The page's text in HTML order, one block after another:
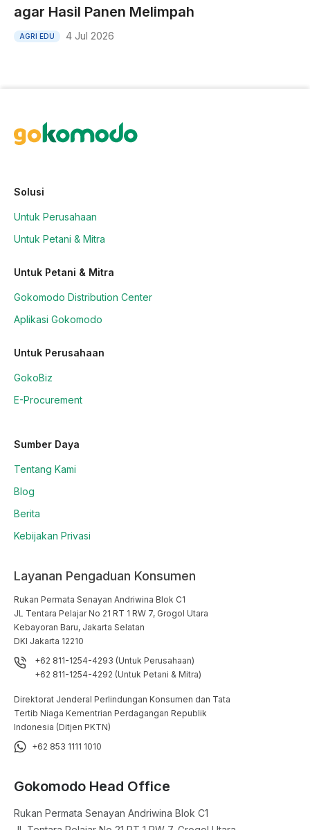
agar Hasil Panen Melimpah
AGRI EDU 4 Jul 2026
Solusi
Untuk Perusahaan
Untuk Petani & Mitra
Untuk Petani & Mitra
Gokomodo Distribution Center
Aplikasi Gokomodo
Untuk Perusahaan
GokoBiz
E-Procurement
Sumber Daya
Tentang Kami
Blog
Berita
Kebijakan Privasi
Layanan Pengaduan Konsumen
Rukan Permata Senayan Andriwina Blok C1
JL Tentara Pelajar No 21 RT 1 RW 7, Grogol Utara
Kebayoran Baru, Jakarta Selatan
DKI Jakarta 12210
+62 811-1254-4293 (Untuk Perusahaan)
+62 811-1254-4292 (Untuk Petani & Mitra)
Direktorat Jenderal Perlindungan Konsumen dan Tata
Tertib Niaga Kementrian Perdagangan Republik
Indonesia (Ditjen PKTN)
+62 853 1111 1010
Gokomodo Head Office
Rukan Permata Senayan Andriwina Blok C1